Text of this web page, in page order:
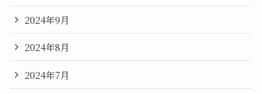
2024年9月
2024年8月
2024年7月